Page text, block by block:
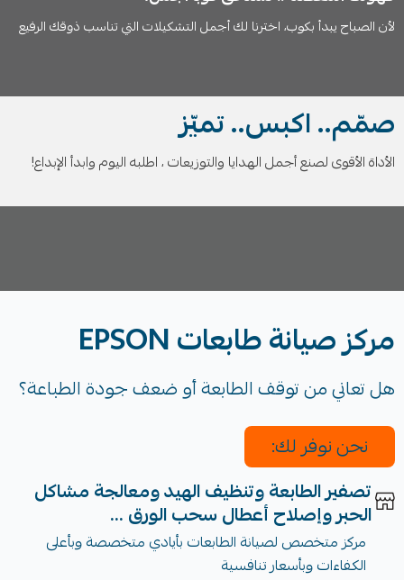
لأن الصباح يبدأ بكوب، اخترنا لك أجمل التشكيلات التي تناسب ذوقك الرفيع
صمّم.. اكبس.. تميّز
الأداة الأقوى لصنع أجمل الهدايا والتوزيعات ، اطلبه اليوم وابدأ الإبداع!
مركز صيانة طابعات EPSON
هل تعاني من توقف الطابعة أو ضعف جودة الطباعة؟
تصفير الطابعة وتنظيف الهيد ومعالجة مشاكل
الحبر وإصلاح أعطال سحب الورق ...
مركز متخصص لصيانة الطابعات بأيادي متخصصة وبأعلى
الكفاءات وبأسعار تنافسية
نحن نوفر لك: